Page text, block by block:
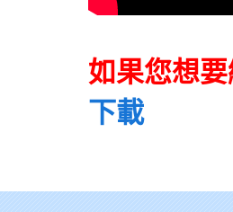
如果您想
下載